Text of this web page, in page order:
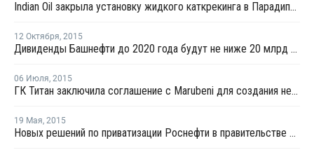
Indian Oil закрыла установку жидкого каткрекинга в Парадипе из-за пожара на НПЗ
12 Октября, 2015
Дивиденды Башнефти до 2020 года будут не ниже 20 млрд рублей и 25% прибыли
06 Июля, 2015
ГК Титан заключила соглашение с Marubeni для создания нефтехимических производств
19 Мая, 2015
Новых решений по приватизации Роснефти в правительстве нет - Улюкаев